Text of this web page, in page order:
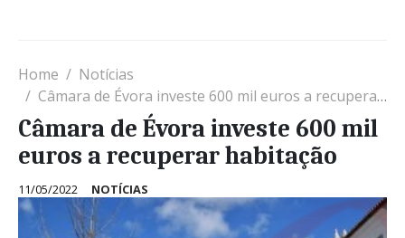
Home
Notícias
Câmara de Évora investe 600 mil euros a recuperar habitação
Câmara de Évora investe 600 mil
euros a recuperar habitação
11/05/2022 NOTÍCIAS